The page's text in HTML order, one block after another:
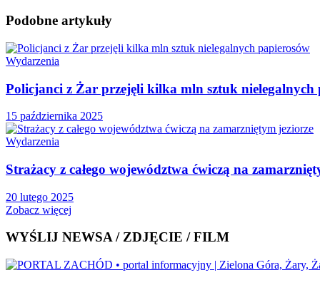
Podobne artykuły
Wydarzenia
Policjanci z Żar przejęli kilka mln sztuk nielegalnych
15 października 2025
Wydarzenia
Strażacy z całego województwa ćwiczą na
20 lutego 2025
Zobacz więcej
WYŚLIJ NEWSA / ZDJĘCIE / FILM